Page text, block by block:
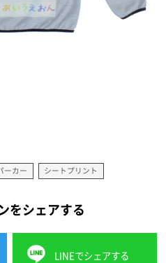
ーカー シートプリント
をシェアする
LINEでシェアする